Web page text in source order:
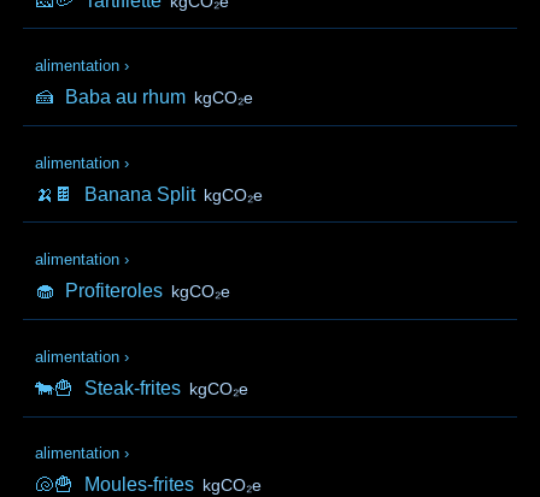
alimentation ›
🍰 Baba au rhum kgCO₂e
alimentation ›
🍌🍫 Banana Split kgCO₂e
alimentation ›
🧁 Profiteroles kgCO₂e
alimentation ›
🐄🍟 Steak-frites kgCO₂e
alimentation ›
🐚🍟 Moules-frites kgCO₂e